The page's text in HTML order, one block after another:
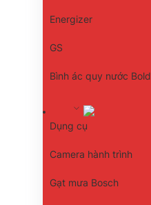
Energizer
GS
Bình ác quy nước
Dụng cụ
Camera hành trình
Gạt mưa Bosch